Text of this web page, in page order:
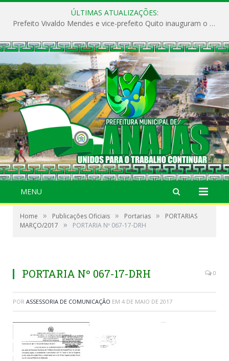
ÚLTIMAS ATUALIZAÇÕES:
Prefeito Vivaldo Mendes e vice-prefeito Quito inauguram o CAPS e fortalecem a saúde pública em Anajás.
MENU
Home » Publicações Oficiais » Portarias »
PORTARIAS
MARÇO/2017
» PORTARIA Nº 067-17-DRH
PORTARIA Nº 067-17-DRH 0
POR ASSESSORIA DE COMUNICAÇÃO EM 4 DE MAIO DE 2017